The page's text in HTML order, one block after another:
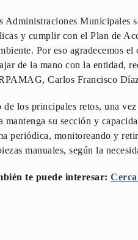
Administraciones Municipales
y cumplir con el Plan de
Por eso agradecemos
de la mano con la entidad,
Carlos Francisco
de los principales retos, una
mantenga su sección y
periódica, monitoreando y
manuales, según la
te puede interesar: